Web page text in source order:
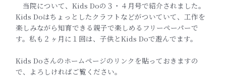
当院について、Kids Doの３・４月号で紹介されました。
Kids Doはちょっとしたクラフトなどがついていて、工作を
楽しみながら知育できる親子で楽しめるフリーペーパーで
す。私も２ヶ月に１回は、子供とKids Doで遊んでます。
Kids Doさんのホームページのリンクを貼っておきますの
で、よろしければご覧ください。